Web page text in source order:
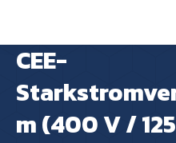
CEE-
m (400 V /